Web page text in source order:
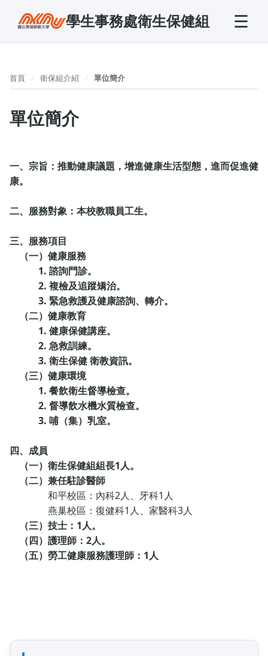
學生事務處衛生保健組 ☰
首頁 衛保組介紹 單位簡介
單位簡介
一、宗旨：推動健康議題，增進健康生活型態，進而促進健
康。
二、服務對象：本校教職員工生。
三、服務項目
（一）健康服務
1. 諮詢門診。
2. 複檢及追蹤矯治。
3. 緊急救護及健康諮詢、轉介。
（二）健康教育
1. 健康保健講座。
2. 急救訓練。
3. 衛生保健 衛教資訊。
（三）健康環境
1. 餐飲衛生督導檢查。
2. 督導飲水機水質檢查。
3. 哺（集）乳室。
四、成員
（一）衛生保健組組長1人。
（二） 兼任駐診醫師
和平校區：內科2人、牙科1人
燕巢校區：復健科1人、家醫科3人
（三） 技士：1人。
（四） 護理師：2人。
（五） 勞工健康服務護理師：1人